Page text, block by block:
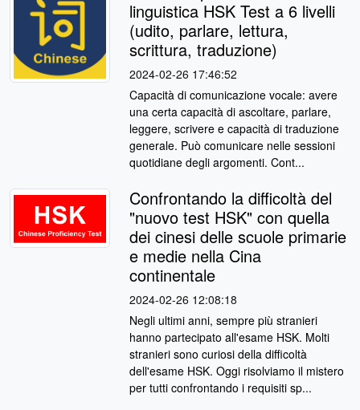
linguistica HSK Test a 6 livelli
(udito, parlare, lettura,
scrittura, traduzione)
2024-02-26 17:46:52
Capacità di comunicazione vocale: avere
una certa capacità di ascoltare, parlare,
leggere, scrivere e capacità di traduzione
generale. Può comunicare nelle sessioni
quotidiane degli argomenti. Cont...
Confrontando la difficoltà del
"nuovo test HSK" con quella
dei cinesi delle scuole primarie
e medie nella Cina
continentale
2024-02-26 12:08:18
Negli ultimi anni, sempre più stranieri
hanno partecipato all'esame HSK. Molti
stranieri sono curiosi della difficoltà
dell'esame HSK. Oggi risolviamo il mistero
per tutti confrontando i requisiti sp...